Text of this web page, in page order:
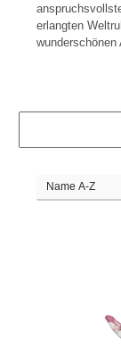
erlangten
wunderschönen